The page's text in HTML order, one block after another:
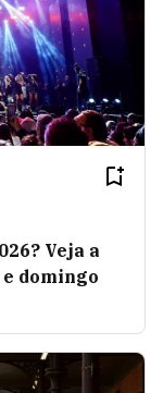
Veja a
domingo